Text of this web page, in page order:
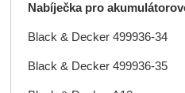
Nabíječka pro
Black & Decker 499936-34
Black & Decker 499936-35